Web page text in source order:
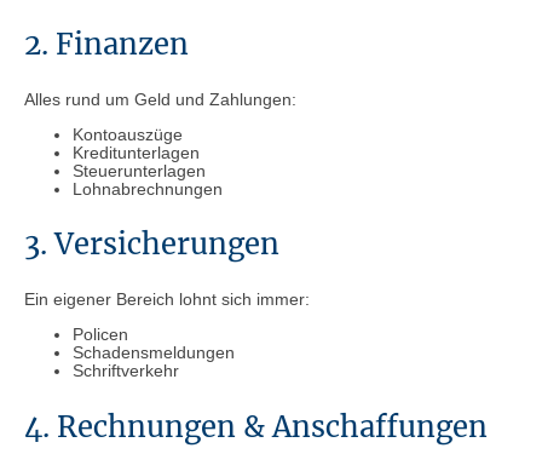
2. Finanzen
Alles rund um Geld und Zahlungen:
Kontoauszüge
Kreditunterlagen
Steuerunterlagen
Lohnabrechnungen
3. Versicherungen
Ein eigener Bereich lohnt sich immer:
Policen
Schadensmeldungen
Schriftverkehr
4. Rechnungen & Anschaffungen